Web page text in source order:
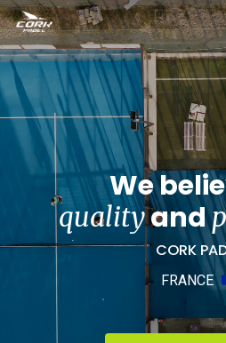
Skip
to
main
content
We
qualityand
CORK
FRANCE